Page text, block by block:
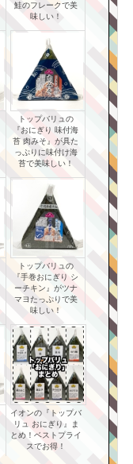
鮭のフレークで美
味しい！
トップバリュの
『おにぎり 味付海
苔 肉みそ』が具た
っぷりに味付け海
苔で美味しい！
トップバリュの
『手巻おにぎり シ
ーチキン』がツナ
マヨたっぷりで美
味しい！
イオンの『トップバ
リュ おにぎり』ま
とめ！ベストプライ
スでお得！